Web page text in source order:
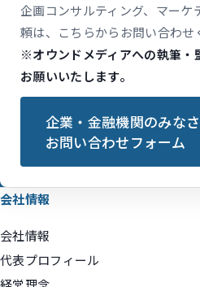
企画コンサルティング、マーケ
頼は、こちらからお問い合わせ
※オウンドメディアへの執筆・
お願いいたします。
企業・金融機関のみな
お問い合わせフォーム
会社情報
会社情報
代表プロフィール